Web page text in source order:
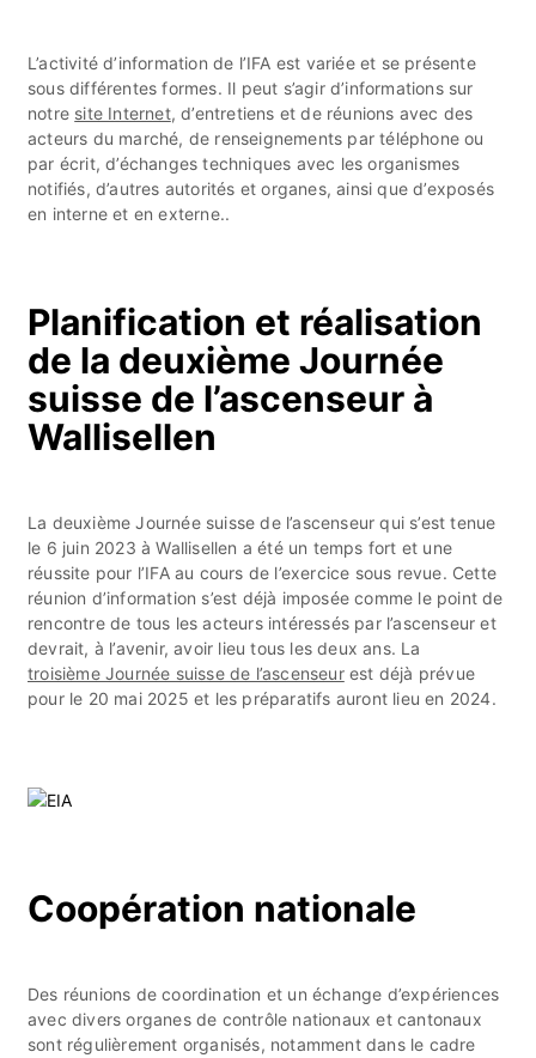
L’activité d’information de l’IFA est variée et se présente
sous différentes formes. Il peut s’agir d’informations sur
notre site Internet, d’entretiens et de réunions avec des
acteurs du marché, de renseignements par téléphone ou
par écrit, d’échanges techniques avec les organismes
notifiés, d’autres autorités et organes, ainsi que d’exposés
en interne et en externe..
Planification et réalisation
de la deuxième Journée
suisse de l’ascenseur à
Wallisellen
La deuxième Journée suisse de l’ascenseur qui s’est tenue
le 6 juin 2023 à Wallisellen a été un temps fort et une
réussite pour l’IFA au cours de l’exercice sous revue. Cette
réunion d’information s’est déjà imposée comme le point de
rencontre de tous les acteurs intéressés par l’ascenseur et
devrait, à l’avenir, avoir lieu tous les deux ans. La
troisième Journée suisse de l’ascenseurest déjà prévue
pour le 20 mai 2025 et les préparatifs auront lieu en 2024.
Coopération nationale
Des réunions de coordination et un échange d’expériences
avec divers organes de contrôle nationaux et cantonaux
sont régulièrement organisés, notamment dans le cadre